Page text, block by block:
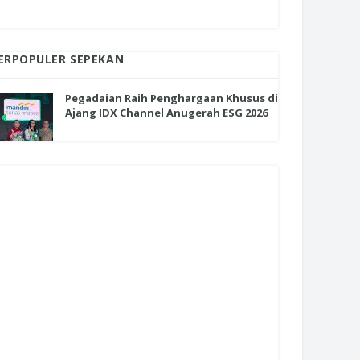
SEPEKAN
Pegadaian Raih Penghargaan Khusus di
Ajang IDX Channel Anugerah ESG 2026